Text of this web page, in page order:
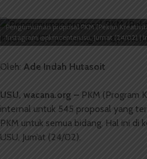
Pengumuman proposal PKM (Pekan
Instagram @pkmcenterusu, Jumat (24/02) |
Oleh: Ade Indah Hutasoit
USU, wacana.org – PKM (Program
internal untuk 545 proposal yang
PKM untuk semua bidang. Hal ini di
USU, Jum’at (24/02).